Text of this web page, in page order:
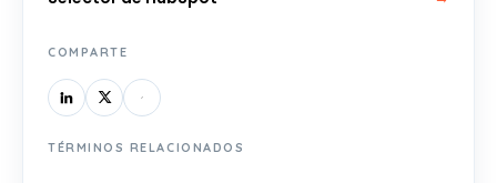
COMPARTE
TÉRMINOS RELACIONADOS